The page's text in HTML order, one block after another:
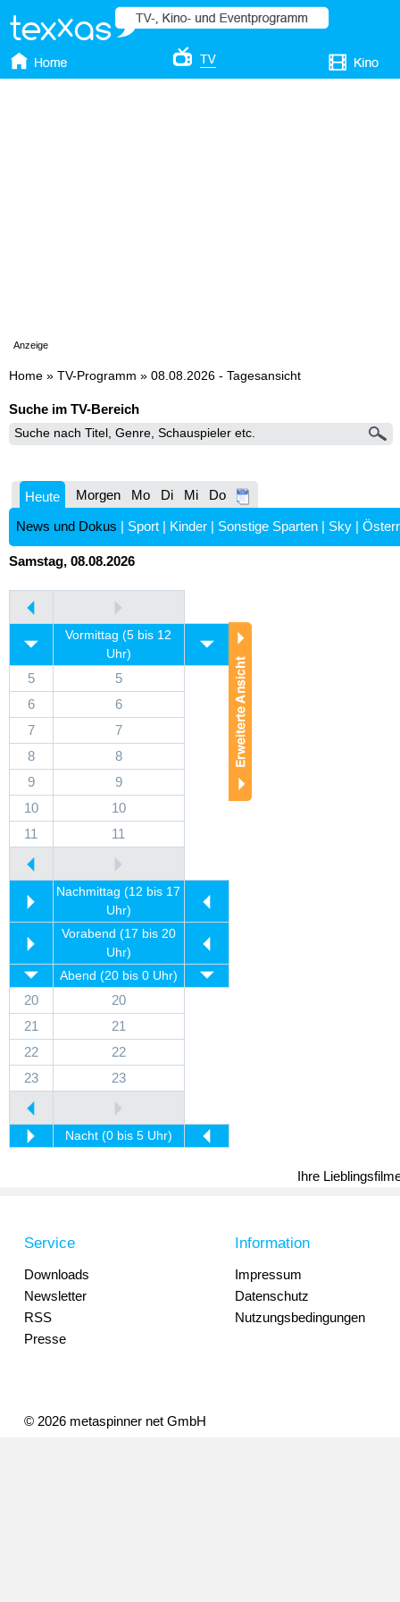
Anzeige
Home » TV-Programm » 08.08.2026 - Tagesansicht
Suche im TV-Bereich
Heute Morgen Mo Di Mi Do
News und Dokus | Sport | Kinder | Sonstige Sparten | Sky |
Samstag, 08.08.2026
Vormittag (5 bis 12
Uhr)
5
5
6
6
7
7
8
8
9
9
10
10
11
11
Nachmittag (12 bis 17
Uhr)
Vorabend (17 bis 20
Uhr)
Abend (20 bis 0 Uhr)
20
20
21
21
22
22
23
23
Nacht (0 bis 5 Uhr)
Ihre
Service
Downloads
Newsletter
RSS
Presse
Information
Impressum
Datenschutz
Nutzungsbedingungen
© 2026 metaspinner net GmbH